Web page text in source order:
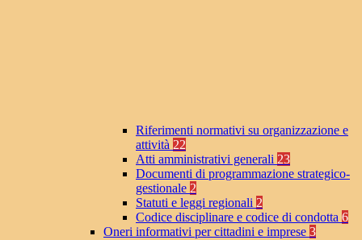
Riferimenti normativi su organizzazione e
attività 22
Atti amministrativi generali 23
Documenti di programmazione strategico-
gestionale 2
Statuti e leggi regionali 2
Codice disciplinare e codice di condotta 6
Oneri informativi per cittadini e imprese 3